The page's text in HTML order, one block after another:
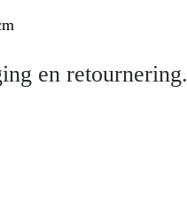
en retournering.